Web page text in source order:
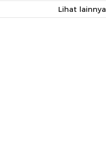
Lihat lainnya